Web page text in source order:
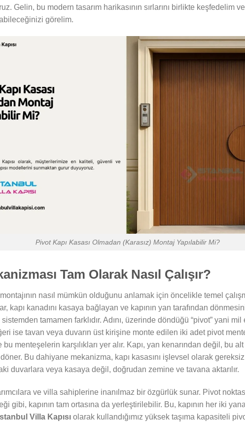
Gelin, bu modern tasarım harikasının sırlarını birlikte keşfedelim
görelim.
Pivot Kapı Kasası Olmadan (Karasız) Montaj Yapılabilir Mi?
Tam Olarak Nasıl Çalışır?
montajının nasıl mümkün olduğunu anlamak için öncelikle temel
kapı kanadını kasaya bağlayan ve kapının yan tarafından
tamamen farklıdır. Adını, üzerinde döndüğü “pivot” yani
ise tavan veya duvarın üst kirişine monte edilen iki adet pivot
menteşelerin karşılıkları yer alır. Kapı, yan kenarından değil, bu
Bu dahiyane mekanizma, kapı kasasını işlevsel olarak gereksiz
duvarlara veya kasaya değil, doğrudan zemine ve tavana aktarılır.
ve villa sahiplerine inanılmaz bir özgürlük sunar. Pivot
gibi, kapının tam ortasına da yerleştirilebilir. Bu, kapının her iki
İstanbul Villa Kapısı olarak kullandığımız yüksek taşıma kapasiteli